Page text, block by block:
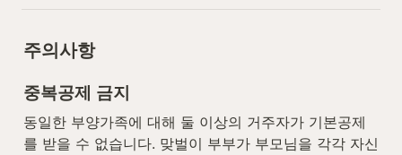
주의사항
중복공제 금지
동일한 부양가족에 대해 둘 이상의 거주자가 기본공제
를 받을 수 없습니다. 맞벌이 부부가 부모님을 각각 자신